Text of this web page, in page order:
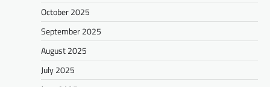
October 2025
September 2025
August 2025
July 2025